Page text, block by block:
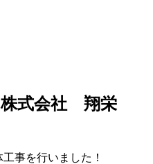
株式会社 翔栄
事を行いました！